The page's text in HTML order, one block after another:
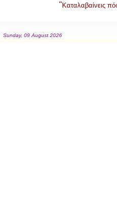
" Καταλαβαίνεις
Sunday, 09 August 2026